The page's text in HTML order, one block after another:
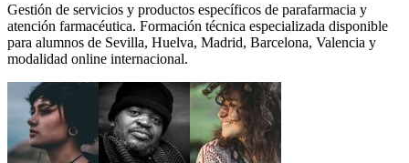
Gestión de servicios y productos específicos de parafarmacia y
atención farmacéutica. Formación técnica especializada disponible
para alumnos de Sevilla, Huelva, Madrid, Barcelona, Valencia y
modalidad online internacional.